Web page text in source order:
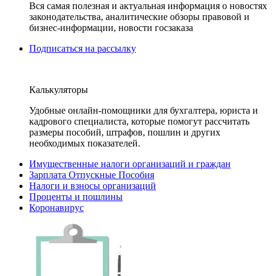
Вся самая полезная и актуальная информация о новостях
законодательства, аналитические обзоры правовой и
бизнес-информации, новости госзаказа
Подписаться на рассылку
Калькуляторы
Удобные онлайн-помощники для бухгалтера, юриста и
кадрового специалиста, которые помогут рассчитать
размеры пособий, штрафов, пошлин и других
необходимых показателей.
Имущественные налоги организаций и граждан
Зарплата Отпускные Пособия
Налоги и взносы организаций
Проценты и пошлины
Коронавирус